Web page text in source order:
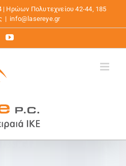
| Ηρώων Πολυτεχνείου 42-44, 185
| info@lasereye.gr
YouTube